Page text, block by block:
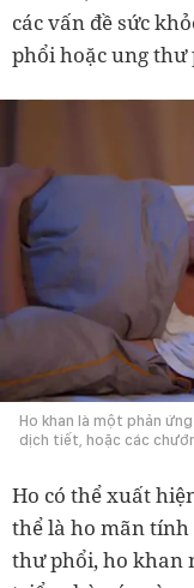
các vấn đề sức
phổi hoặc ung thư
Ho khan là một phản
dịch tiết, hoặc các
Ho có thể xuất
thể là ho mãn tính
thư phổi, ho khan